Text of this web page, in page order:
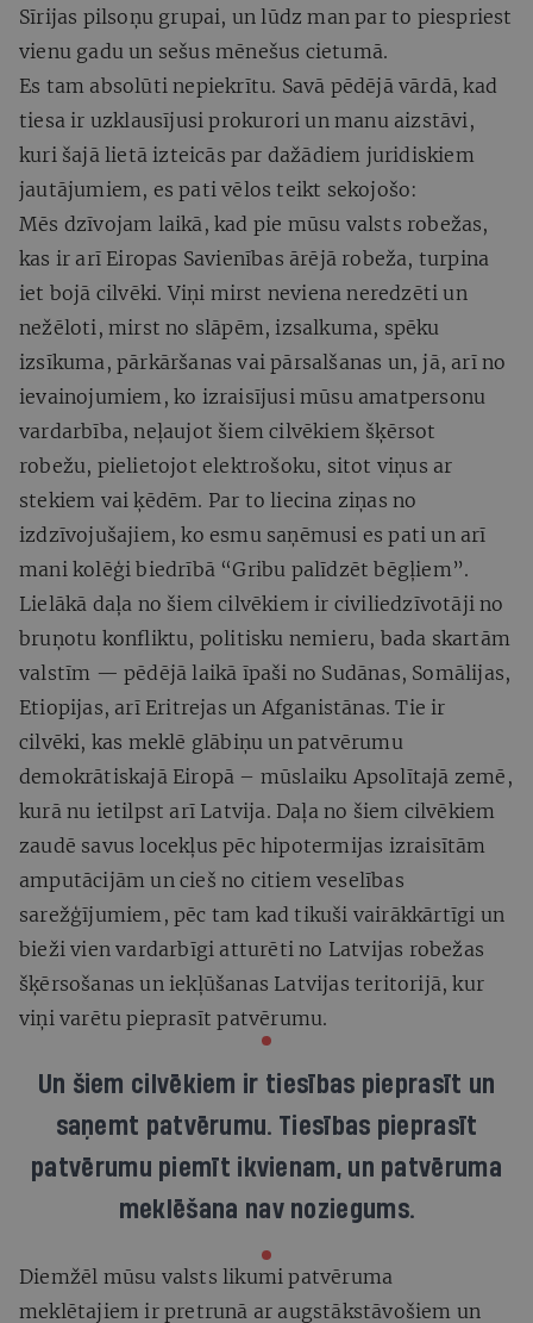
Sīrijas pilsoņu grupai, un lūdz man par to piespriest
vienu gadu un sešus mēnešus cietumā.
Es tam absolūti nepiekrītu. Savā pēdējā vārdā, kad
tiesa ir uzklausījusi prokurori un manu aizstāvi,
kuri šajā lietā izteicās par dažādiem juridiskiem
jautājumiem, es pati vēlos teikt sekojošo:
Mēs dzīvojam laikā, kad pie mūsu valsts robežas,
kas ir arī Eiropas Savienības ārējā robeža, turpina
iet bojā cilvēki. Viņi mirst neviena neredzēti un
nežēloti, mirst no slāpēm, izsalkuma, spēku
izsīkuma, pārkāršanas vai pārsalšanas un, jā, arī no
ievainojumiem, ko izraisījusi mūsu amatpersonu
vardarbība, neļaujot šiem cilvēkiem šķērsot
robežu, pielietojot elektrošoku, sitot viņus ar
stekiem vai ķēdēm. Par to liecina ziņas no
izdzīvojušajiem, ko esmu saņēmusi es pati un arī
mani kolēģi biedrībā “Gribu palīdzēt bēgļiem”.
Lielākā daļa no šiem cilvēkiem ir civiliedzīvotāji no
bruņotu konfliktu, politisku nemieru, bada skartām
valstīm — pēdējā laikā īpaši no Sudānas, Somālijas,
Etiopijas, arī Eritrejas un Afganistānas. Tie ir
cilvēki, kas meklē glābiņu un patvērumu
demokrātiskajā Eiropā – mūslaiku Apsolītajā zemē,
kurā nu ietilpst arī Latvija. Daļa no šiem cilvēkiem
zaudē savus locekļus pēc hipotermijas izraisītām
amputācijām un cieš no citiem veselības
sarežģījumiem, pēc tam kad tikuši vairākkārtīgi un
bieži vien vardarbīgi atturēti no Latvijas robežas
šķērsošanas un iekļūšanas Latvijas teritorijā, kur
viņi varētu pieprasīt patvērumu.
Un šiem cilvēkiem ir tiesības pieprasīt un
saņemt patvērumu. Tiesības pieprasīt
patvērumu piemīt ikvienam, un patvēruma
meklēšana nav noziegums.
Diemžēl mūsu valsts likumi patvēruma
meklētajiem ir pretrunā ar augstākstāvošiem un